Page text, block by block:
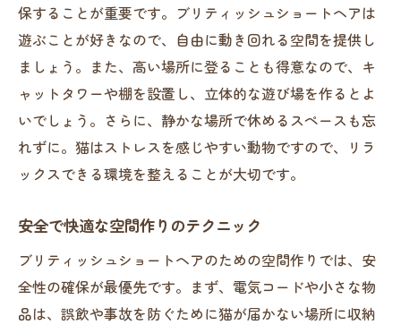
保することが重要です。ブリティッシュショートヘアは
遊ぶことが好きなので、自由に動き回れる空間を提供し
ましょう。また、高い場所に登ることも得意なので、キ
ャットタワーや棚を設置し、立体的な遊び場を作るとよ
いでしょう。さらに、静かな場所で休めるスペースも忘
れずに。猫はストレスを感じやすい動物ですので、リラ
ックスできる環境を整えることが大切です。
安全で快適な空間作りのテクニック
ブリティッシュショートヘアのための空間作りでは、安
全性の確保が最優先です。まず、電気コードや小さな物
品は、誤飲や事故を防ぐために猫が届かない場所に収納